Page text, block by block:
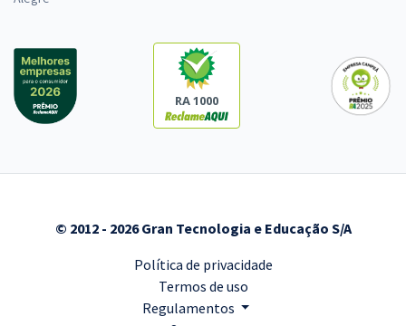
RA 1000
© 2012 - 2026 Gran Tecnologia e Educação S/A
Política de privacidade
Termos de uso
Regulamentos